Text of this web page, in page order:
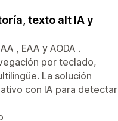
texto alt IA y
, EAA y AODA .
por teclado,
La solución
con IA para detectar